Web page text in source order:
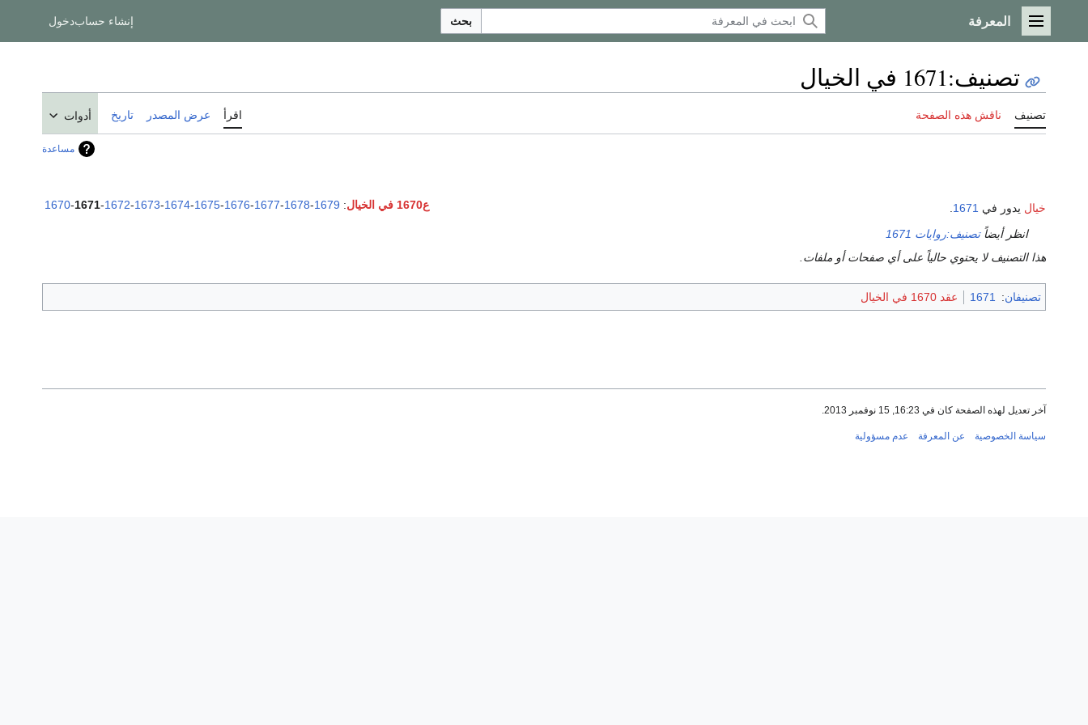
القائمة الرئيسية
المعرفة بحث إنشاء حسابدخول
تصنيف:1671 في الخيال
تصنيف ناقش هذه الصفحة اقرأ عرض المصدر تاريخ أدوات
مساعدة
ع1670 في الخيال :
1670-1671-1672-1673-1674-1675-1676-1677-1678-1679 خيال يدور في 1671
انظر أيضاًتصنيف:روايات 1671
هذا التصنيف لا يحتوي حالياً على أي صفحات أو ملفات.
تصنيفان:
1671 عقد 1670 في الخيال
آخر تعديل لهذه الصفحة كان في 16:23, 15 نوفمبر 2013.
سياسة الخصوصية عن المعرفة عدم مسؤولية